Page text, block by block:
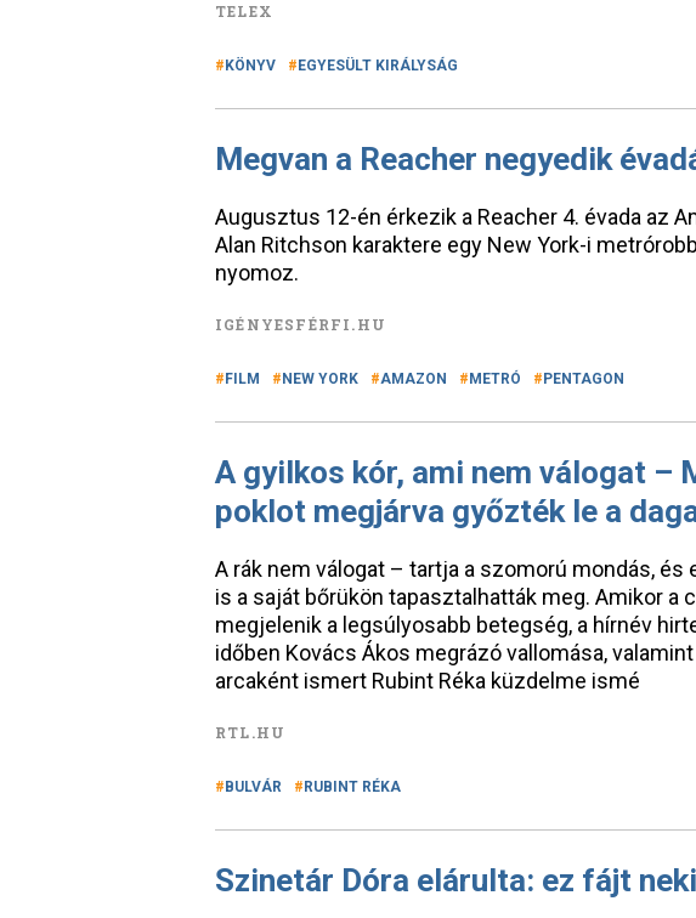
TELEX
KÖNYV EGYESÜLT KIRÁLYSÁG
Megvan a Reacher negyedik
Augusztus 12-én érkezik a Reacher 4. évada az
Alan Ritchson karaktere egy New York-i
nyomoz.
IGÉNYESFÉRFI.HU
FILM NEW YORK AMAZON METRÓ PENTAGON
A gyilkos kór, ami nem válogat –
poklot megjárva győzték le a
A rák nem válogat – tartja a szomorú mondás, és
is a saját bőrükön tapasztalhatták meg. Amikor a
megjelenik a legsúlyosabb betegség, a hírnév
időben Kovács Ákos megrázó vallomása,
arcaként ismert Rubint Réka küzdelme ismé
RTL.HU
BULVÁR RUBINT RÉKA
Szinetár Dóra elárulta: ez fájt